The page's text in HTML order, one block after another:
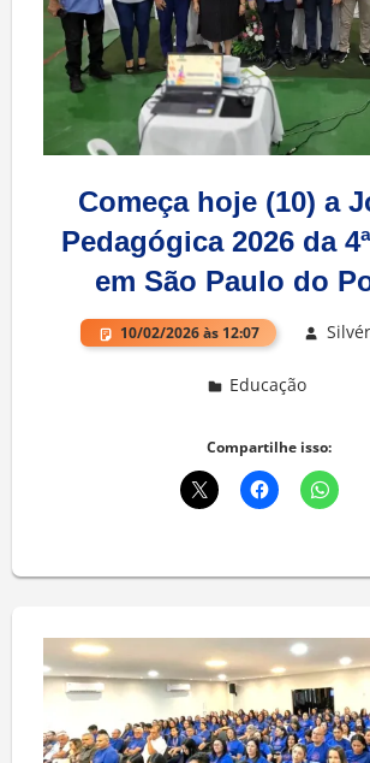
Começa hoje (10) a
Pedagógica 2026 da
em São Paulo do
10/02/2026 às 12:07
Educação
Compartilhe isso: